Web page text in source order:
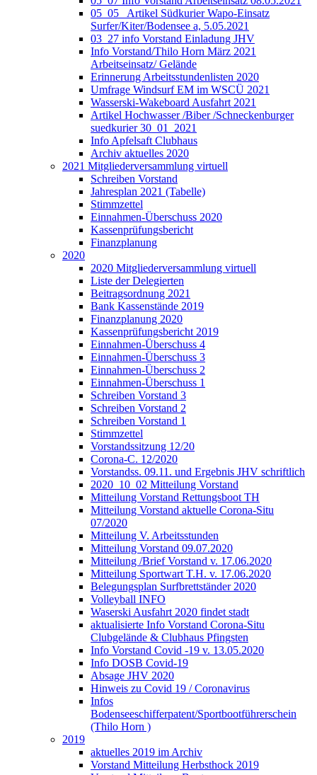
05_05_ Artikel Südkurier Wapo-Einsatz
Surfer/Kiter/Bodensee a, 5.05.2021
03_27 info Vorstand Einladung JHV
Info Vorstand/Thilo Horn März 2021
Arbeitseinsatz/ Gelände
Erinnerung Arbeitsstundenlisten 2020
Umfrage Windsurf EM im WSCÜ 2021
Wasserski-Wakeboard Ausfahrt 2021
Artikel Hochwasser /Biber /Schneckenburger
suedkurier 30_01_2021
Info Apfelsaft Clubhaus
Archiv aktuelles 2020
2021 Mitgliederversammlung virtuell
Schreiben Vorstand
Jahresplan 2021 (Tabelle)
Stimmzettel
Einnahmen-Überschuss 2020
Kassenprüfungsbericht
Finanzplanung
2020
2020 Mitgliederversammlung virtuell
Liste der Delegierten
Beitragsordnung 2021
Bank Kassenstände 2019
Finanzplanung 2020
Kassenprüfungsbericht 2019
Einnahmen-Überschuss 4
Einnahmen-Überschuss 3
Einnahmen-Überschuss 2
Einnahmen-Überschuss 1
Schreiben Vorstand 3
Schreiben Vorstand 2
Schreiben Vorstand 1
Stimmzettel
Vorstandssitzung 12/20
Corona-C. 12/2020
Vorstandss. 09.11. und Ergebnis JHV schriftlich
2020_10_02 Mitteilung Vorstand
Mitteilung Vorstand Rettungsboot TH
Mitteilung Vorstand aktuelle Corona-Situ
07/2020
Mitteilung V. Arbeitsstunden
Mitteilung Vorstand 09.07.2020
Mitteilung /Brief Vorstand v. 17.06.2020
Mitteilung Sportwart T.H. v. 17.06.2020
Belegungsplan Surfbrettständer 2020
Volleyball INFO
Waserski Ausfahrt 2020 findet stadt
aktualisierte Info Vorstand Corona-Situ
Clubgelände & Clubhaus Pfingsten
Info Vorstand Covid -19 v. 13.05.2020
Info DOSB Covid-19
Absage JHV 2020
Hinweis zu Covid 19 / Coronavirus
Infos
Bodenseeschifferpatent/Sportbootführerschein
(Thilo Horn )
2019
aktuelles 2019 im Archiv
Vorstand Mitteilung Herbsthock 2019